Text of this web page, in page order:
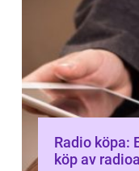
Radio köpa:
köp av